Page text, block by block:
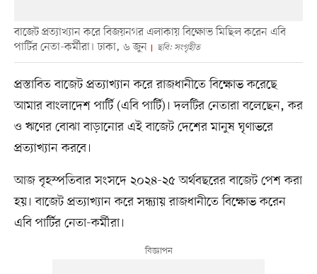
বাজেট প্রত্যাখ্যান করে বিজয়নগর এলাকায় বিক্ষোভ মিছিল করেন এবি
পার্টির নেতা-কর্মীরা। ঢাকা, ৬ জুন
ছবি: সংগৃহীত
প্রস্তাবিত বাজেট প্রত্যাখ্যান করে রাজধানীতে বিক্ষোভ করেছে
আমার বাংলাদেশ পার্টি (এবি পার্টি)। দলটির নেতারা বলেছেন, কর
ও ঋণের বোঝা বাড়ানোর এই বাজেট দেশের মানুষ ঘৃণাভরে
প্রত্যাখ্যান করবে।
আজ বৃহস্পতিবার সংসদে ২০২৪-২৫ অর্থবছরের বাজেট পেশ করা
হয়। বাজেট প্রত্যাখ্যান করে সন্ধ্যায় রাজধানীতে বিক্ষোভ করেন
এবি পার্টির নেতা-কর্মীরা।